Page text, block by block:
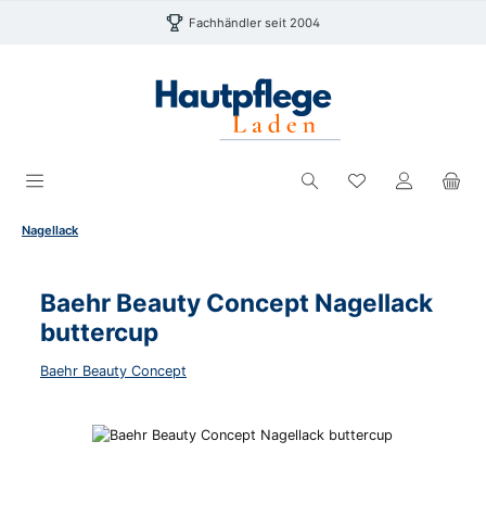
Zum Hauptinhalt springen Fachhändler seit 2004
Du hast 0
Nagellack
Baehr Beauty Concept Nagellack
buttercup
Baehr Beauty Concept
Bildergalerie überspringen